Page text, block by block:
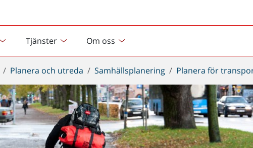
Tjänster Om oss
Planera och utreda Samhällsplanering Planera för